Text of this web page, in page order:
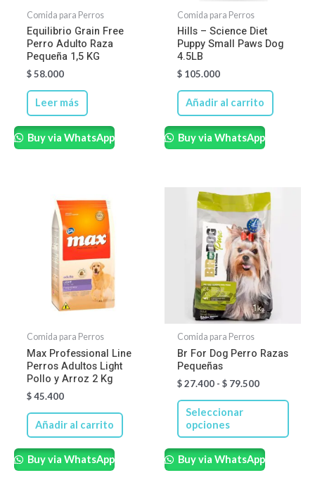
Comida para Perros
Equilibrio Grain Free
Perro Adulto Raza
Pequeña 1,5 KG
$58.000
Leer más
Buy via WhatsApp
Comida para Perros
Hills – Science Diet
Puppy Small Paws Dog
4.5LB
$105.000
Añadir al carrito
Buy via WhatsApp
Comida para Perros
Max Professional Line
Perros Adultos Light
Pollo y Arroz 2 Kg
$45.400
Añadir al carrito
Buy via WhatsApp
Comida para Perros
Br For Dog Perro Razas
Pequeñas
$27.400 - $79.500
Rango
de
precios:
desde
$ 27.400
hasta
$ 79.500
Seleccionar
opciones
la
Buy via WhatsApp